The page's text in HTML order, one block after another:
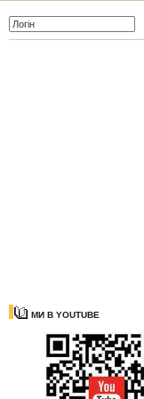
МИ В YOUTUBE